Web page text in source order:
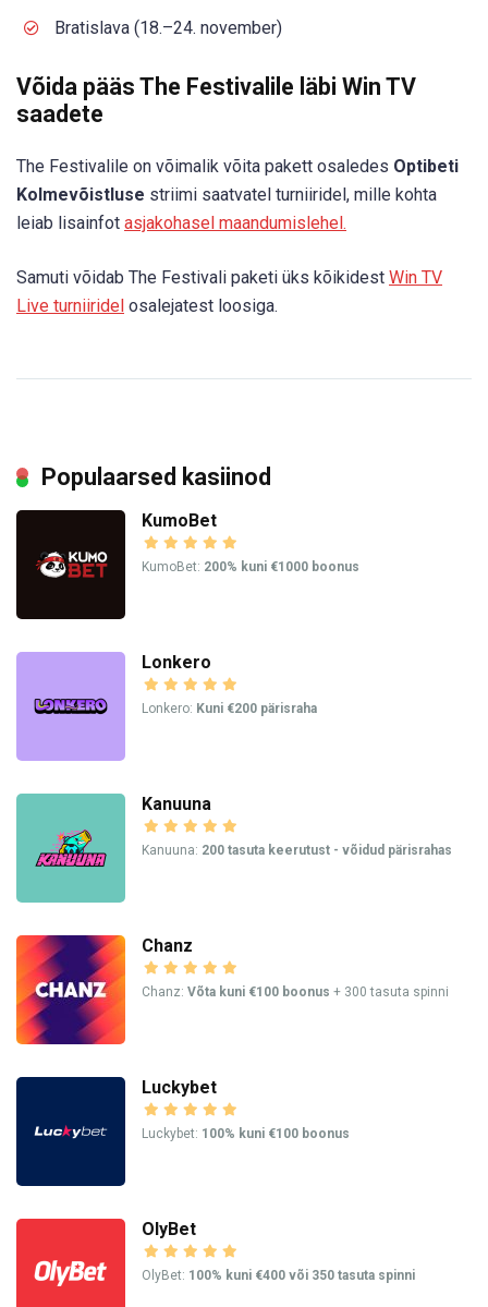
Bratislava (18.–24. november)
Võida pääs The Festivalile läbi Win TV
saadete
The Festivalile on võimalik võita pakett osaledes Optibeti
Kolmevõistluse striimi saatvatel turniiridel, mille kohta
leiab lisainfot asjakohasel maandumislehel.
Samuti võidab The Festivali paketi üks kõikidest Win TV
Live turniiridel osalejatest loosiga.
Populaarsed kasiinod
KumoBet
KumoBet: 200% kuni €1000 boonus
Lonkero
Lonkero: Kuni €200 pärisraha
Kanuuna
Kanuuna: 200 tasuta keerutust - võidud pärisrahas
Chanz
Chanz: Võta kuni €100 boonus + 300 tasuta spinni
Luckybet
Luckybet: 100% kuni €100 boonus
OlyBet
OlyBet: 100% kuni €400 või 350 tasuta spinni